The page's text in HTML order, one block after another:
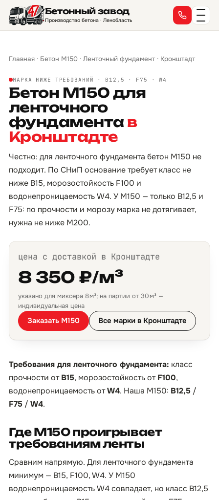
Бетонный завод
Производство бетона · Ленобласть
Главная · Бетон М150 · Ленточный фундамент · Кронштадт
МАРКА НИЖЕ ТРЕБОВАНИЙ · B12,5 · F75 · W4
Бетон М150 для
ленточного
фундамента в
Кронштадте
Честно: для ленточного фундамента бетон М150 не
подходит. По СНиП основание требует класс не
ниже B15, морозостойкость F100 и
водонепроницаемость W4. У М150 — только B12,5 и
F75: по прочности и морозу марка не дотягивает,
нужна не ниже М200.
цена с доставкой в Кронштадте
8 350 ₽/м³
указано для миксера 8 м³; на партии от 30 м³ —
индивидуальная цена
Заказать М150 Все марки в Кронштадте
Требования для ленточного фундамента: класс
прочности отB15, морозостойкость отF100,
водонепроницаемость отW4. Наша М150: B12,5 /
F75 / W4.
Где М150 проигрывает
требованиям ленты
Сравним напрямую. Для ленточного фундамента
минимум — B15, F100, W4. У М150
водонепроницаемость W4 совпадает, но класс B12,5